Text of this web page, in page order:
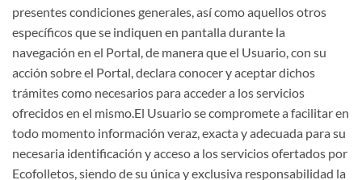
presentes condiciones generales, así como aquellos otros
específicos que se indiquen en pantalla durante la
navegación en el Portal, de manera que el Usuario, con su
acción sobre el Portal, declara conocer y aceptar dichos
trámites como necesarios para acceder a los servicios
ofrecidos en el mismo.El Usuario se compromete a facilitar en
todo momento información veraz, exacta y adecuada para su
necesaria identificación y acceso a los servicios ofertados por
Ecofolletos, siendo de su única y exclusiva responsabilidad la